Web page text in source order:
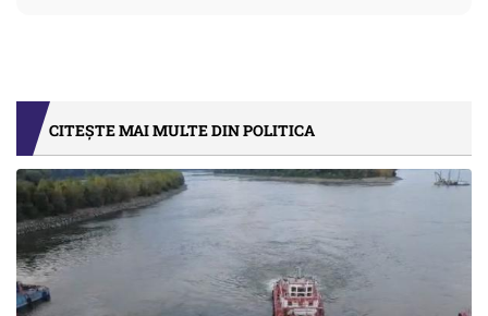
CITEȘTE MAI MULTE DIN POLITICA